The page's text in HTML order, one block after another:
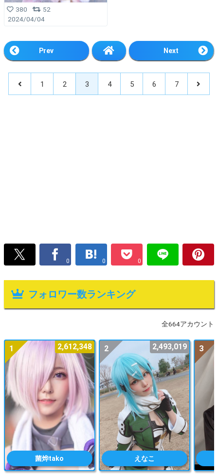
380
52
2024/04/04
Prev Next
1 2 3 4 5 6 7
0 0 0
フォロワー数ランキング
全664アカウント
菌烨tako
1 2,612,348
えなこ
2 2,493,019 3